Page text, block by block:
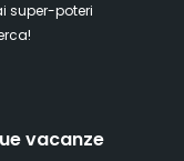
super-poteri
vacanze